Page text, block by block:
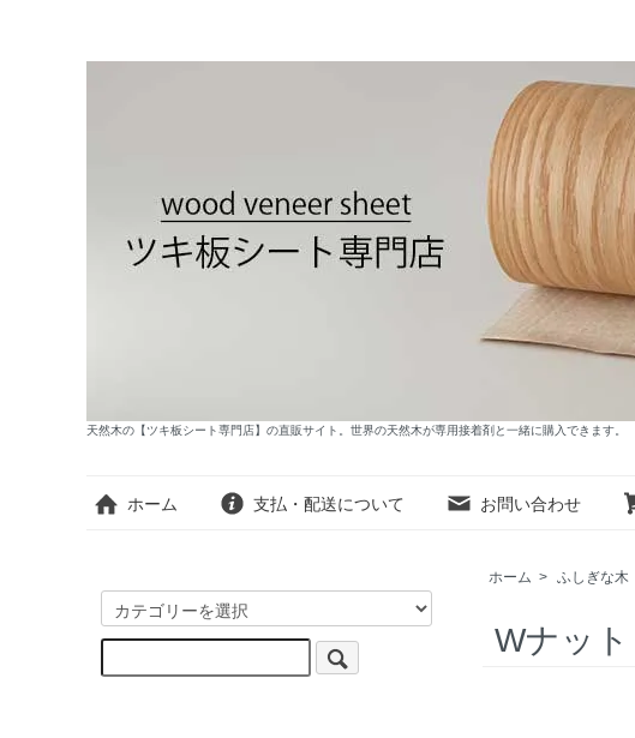
天然木の【ツキ板シート専門店】の直販サイト。世界の天然木が専用接着剤と一緒に購入できます。
ホーム 支払・配送について お問い合わせ
ホーム > ふしぎな木
Wナット